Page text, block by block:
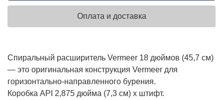
Оплата и доставка
Спиральный расширитель Vermeer 18 дюймов (45,7 см)
— это оригинальная конструкция Vermeer для
горизонтально-направленного бурения.
Коробка API 2,875 дюйма (7,3 см) x штифт.